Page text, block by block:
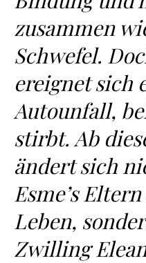
zusammen
Schwefel.
ereignet sich
Autounfall,
stirbt. Ab
ändert sich
Esme’s
Leben,
Zwilling